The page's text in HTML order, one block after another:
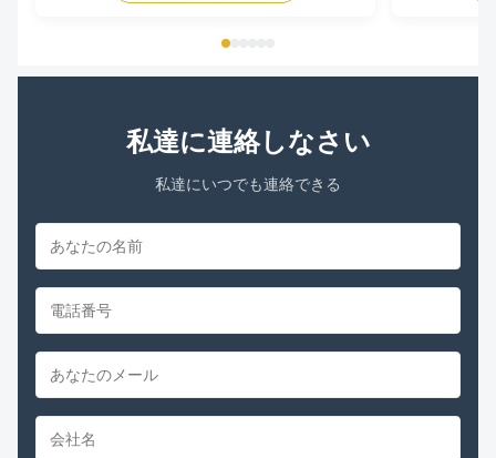
私達に連絡しなさい
私達にいつでも連絡できる